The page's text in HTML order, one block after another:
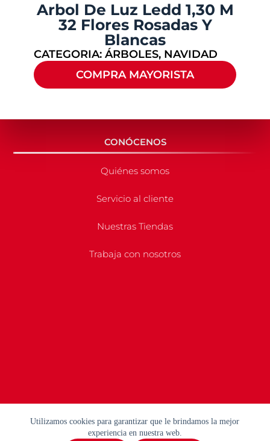
Utilizamos cookies para garantizar que le brindamos la mejor
experiencia en nuestra web.
Arbol De Luz Ledd 1,30 M
32 Flores Rosadas Y
Blancas
CATEGORIA: ÁRBOLES, NAVIDAD
COMPRA MAYORISTA
CONÓCENOS
Quiénes somos
Servicio al cliente
Nuestras Tiendas
Trabaja con nosotros